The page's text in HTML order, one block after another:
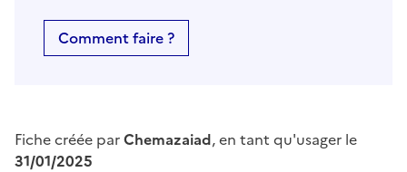
Comment faire ?
Fiche créée parChemazaiad, en tant qu'usager le
31/01/2025